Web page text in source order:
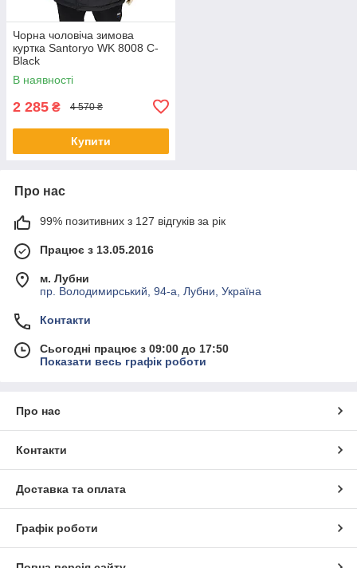
Чорна чоловіча зимова
куртка Santoryo WK 8008 C-
Black
В наявності
2 285 ₴ 4 570 ₴
Купити
Про нас
99% позитивних з 127 відгуків за рік
Працює з 13.05.2016
м. Лубни
пр. Володимирський, 94-а, Лубни, Україна
Контакти
Сьогодні працює з 09:00 до 17:50
Показати весь графік роботи
Про нас
Контакти
Доставка та оплата
Графік роботи